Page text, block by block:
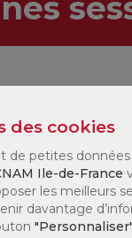
Jours de
formation
des cookies
de petites
Ile-de-France
les meilleurs
davantage
"Personnaliser"